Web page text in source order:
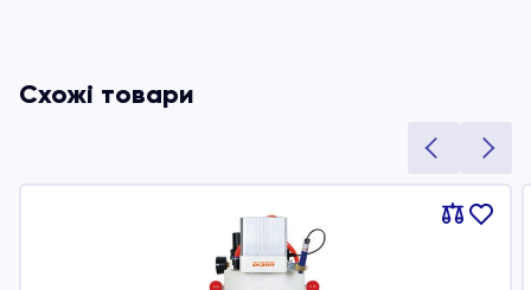
Схожі товари
Порівняти
В